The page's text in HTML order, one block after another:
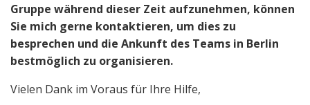
Gruppe während dieser Zeit aufzunehmen, können
Sie mich gerne kontaktieren, um dies zu
besprechen und die Ankunft des Teams in Berlin
bestmöglich zu organisieren.
Vielen Dank im Voraus für Ihre Hilfe,